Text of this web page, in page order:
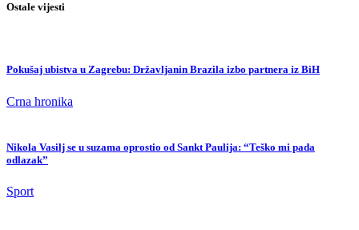
Ostale vijesti
Pokušaj ubistva u Zagrebu: Državljanin Brazila izbo partnera iz BiH
Crna hronika
Nikola Vasilj se u suzama oprostio od Sankt Paulija: “Teško mi pada
odlazak”
Sport